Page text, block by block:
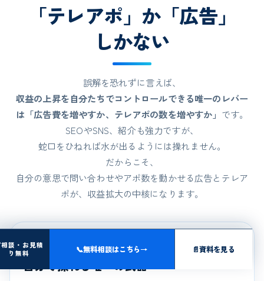
談・お見積
り無料
📞無料相談はこちら→ 📄資料を見る
「テレアポ」か「広告」
しかない
誤解を恐れずに言えば、
収益の上昇を自分たちでコントロールできる唯一のレバー
は「広告費を増やすか、テレアポの数を増やすか」 です。
SEOやSNS、紹介も強力ですが、
蛇口をひねれば水が出るようには操れません。
だからこそ、
自分の意思で問い合わせやアポ数を動かせる広告とテレア
ポが、収益拡大の中核になります。
01
自分で操れる唯一の武器